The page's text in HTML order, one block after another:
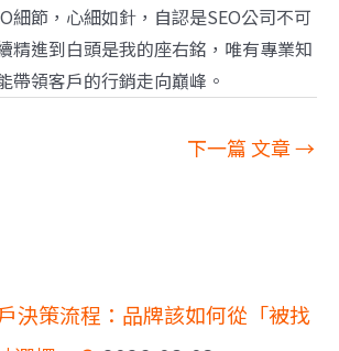
細節，心細如針，自認是SEO公司不可
精進到白頭是我的座右銘，唯有專業知
帶領客戶的行銷走向巔峰。
下一篇 文章→
決策流程：品牌該如何從「被找